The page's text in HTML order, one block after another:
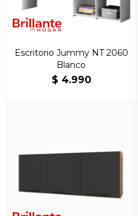
Escritorio Jummy NT 2060
Blanco
$ 4.990